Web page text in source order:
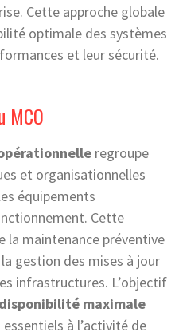
Cette approche globale
optimale des systèmes
et leur sécurité.
MCO
regroupe
et organisationnelles
équipements
Cette
la maintenance préventive
gestion des mises à jour
infrastructures. L’objectif
maximale
à l’activité de